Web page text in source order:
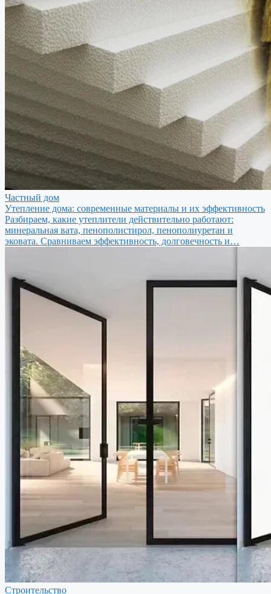
Частный дом
Утепление дома: современные материалы и их эффективность
Разбираем, какие утеплители действительно работают:
минеральная вата, пенополистирол, пенополиуретан и
эковата. Сравниваем эффективность, долговечность и…
Строительство